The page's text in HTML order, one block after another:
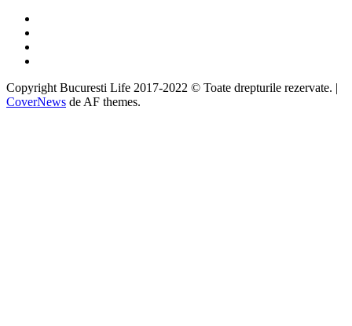
Copyright Bucuresti Life 2017-2022 © Toate drepturile rezervate. |
CoverNews de AF themes.